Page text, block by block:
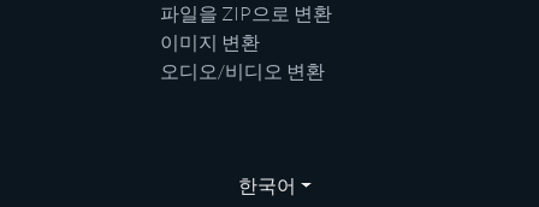
파일을 ZIP으로 변환
이미지 변환
오디오/비디오 변환
한국어